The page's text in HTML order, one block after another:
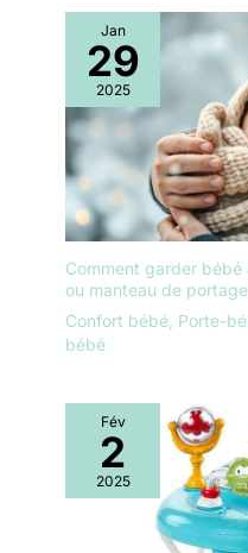
Jan
29
2025
Comment garder
ou manteau de
Confort bébé, Porte-
bébé
Fév
2
2025